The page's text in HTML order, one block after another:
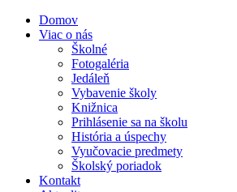
Domov
Viac o nás
Školné
Fotogaléria
Jedáleň
Vybavenie školy
Knižnica
Prihlásenie sa na školu
História a úspechy
Vyučovacie predmety
Školský poriadok
Kontakt